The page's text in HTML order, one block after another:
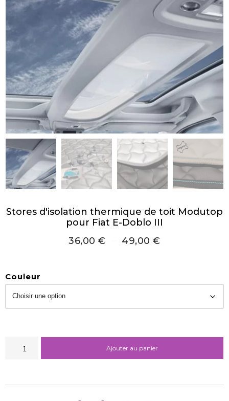
Stores d'isolation thermique de toit Modutop
pour Fiat E-Doblo III
36,00€ 49,00€
Couleur
Ajouter au panier